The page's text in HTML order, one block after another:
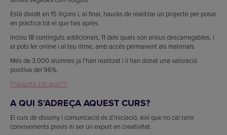
Està dividit en 15 lliçons i, al final, hauràs de realitzar un projecte per posar
en pràctica tot el que has après.
Inclou 18 continguts addicionals, 11 dels quals són arxius descarregables, i
el pots fer online i al teu ritme, amb accés permanent als materials.
Més de 3.000 alumnes ja l’han realitzat i li han donat una valoració
positiva del 96%.
??Apunta-t’hi ara!!??
A QUI S’ADREÇA AQUEST CURS?
El curs de disseny i comunicació és d’iniciació, així que no cal tenir
coneixements previs ni ser un expert en creativitat.